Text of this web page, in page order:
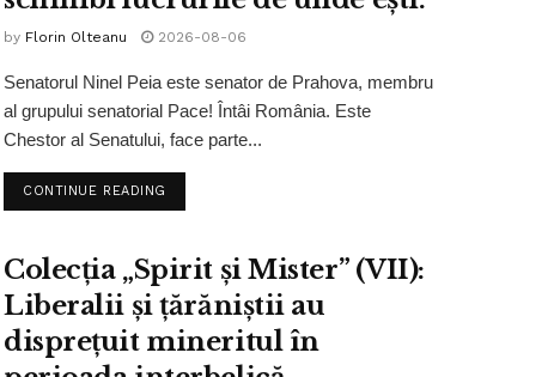
by Florin Olteanu 2026-08-06
Senatorul Ninel Peia este senator de Prahova, membru
al grupului senatorial Pace! Întâi România. Este
Chestor al Senatului, face parte...
CONTINUE READING
Colecția „Spirit și Mister” (VII):
Liberalii și țărăniștii au
disprețuit mineritul în